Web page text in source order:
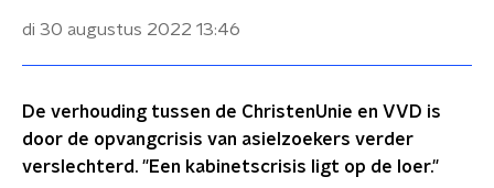
di 30 augustus 2022 13:46
De verhouding tussen de ChristenUnie en VVD is
door de opvangcrisis van asielzoekers verder
verslechterd. "Een kabinetscrisis ligt op de loer."